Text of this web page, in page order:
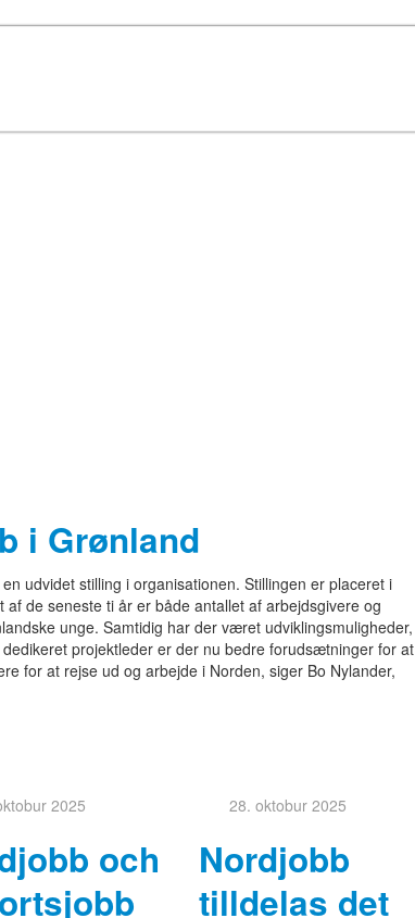
i Grønland
udvidet stilling i organisationen. Stillingen er placeret i
de seneste ti år er både antallet af arbejdsgivere og
unge. Samtidig har der været udviklingsmuligheder,
projektleder er der nu bedre forudsætninger for at
for at rejse ud og arbejde i Norden, siger Bo Nylander,
2025
och
28. oktobur 2025
Nordjobb
tilldelas det